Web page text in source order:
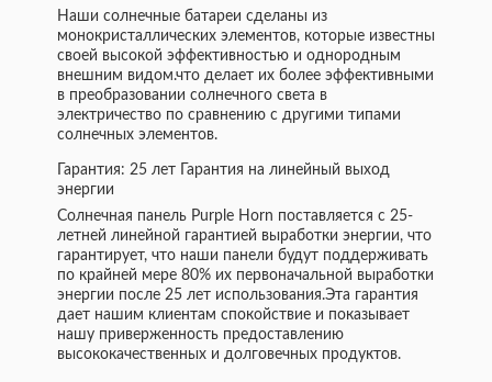
Наши солнечные батареи сделаны из
монокристаллических элементов, которые известны
своей высокой эффективностью и однородным
внешним видом.что делает их более эффективными
в преобразовании солнечного света в
электричество по сравнению с другими типами
солнечных элементов.
Гарантия: 25 лет Гарантия на линейный выход
энергии
Солнечная панель Purple Horn поставляется с 25-
летней линейной гарантией выработки энергии, что
гарантирует, что наши панели будут поддерживать
по крайней мере 80% их первоначальной выработки
энергии после 25 лет использования.Эта гарантия
дает нашим клиентам спокойствие и показывает
нашу приверженность предоставлению
высококачественных и долговечных продуктов.